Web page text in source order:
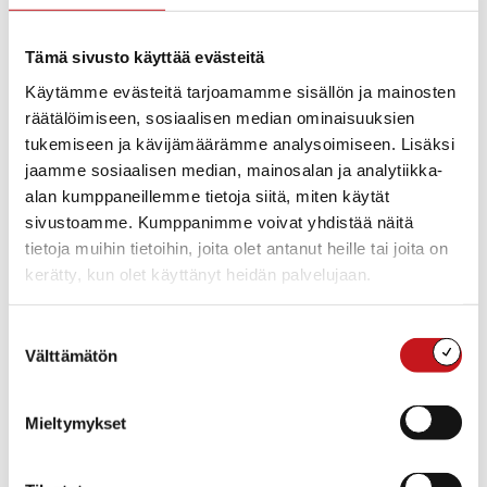
Tämä sivusto käyttää evästeitä
Käytämme evästeitä tarjoamamme sisällön ja mainosten
räätälöimiseen, sosiaalisen median ominaisuuksien
tukemiseen ja kävijämäärämme analysoimiseen. Lisäksi
jaamme sosiaalisen median, mainosalan ja analytiikka-
alan kumppaneillemme tietoja siitä, miten käytät
sivustoamme. Kumppanimme voivat yhdistää näitä
tietoja muihin tietoihin, joita olet antanut heille tai joita on
kerätty, kun olet käyttänyt heidän palvelujaan.
valinta
Välttämätön
Mieltymykset
Kunnanvirasto on suljettuna 30.6. – 1.8.2025.
Kunnanvirasto on suljettuna 30.6. – 1.8.2025. Toimialat
huolehtivat riittävästä päivystyksestä kiireellisiä asioita varten.
Johtoryhmän lomat löytyvät Johtoryhmän lomat – Rautalampi.fi
Au...
HALLINTO &